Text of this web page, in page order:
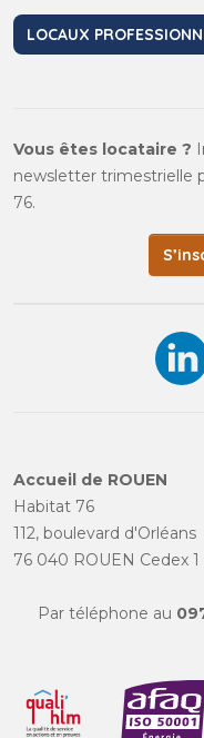
LOCAUX
Vous êtes locataire ?
newsletter trimestrielle
76.
Accueil de ROUEN
Habitat 76
112, boulevard d'Orléans
76 040 ROUEN Cedex 1
Par téléphone au